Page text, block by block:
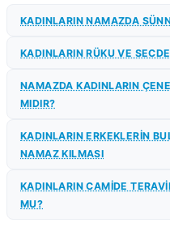
KADINLARIN NAMAZDA
KADINLARIN RÜKU VE
NAMAZDA KADINLARIN
MIDIR?
KADINLARIN ERKEKLERİN
NAMAZ KILMASI
KADINLARIN CAMİDE
MU?